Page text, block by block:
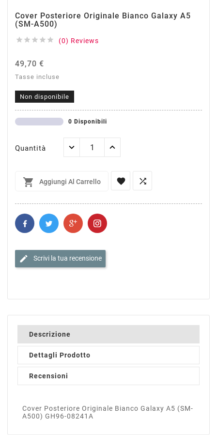
Cover Posteriore Originale Bianco Galaxy A5
(SM-A500)
     (0) Reviews
49,70 €
Tasse incluse
Non disponibile
0 Disponibili
Quantità
 Aggiungi Al Carrello  
edit Scrivi la tua recensione
Descrizione
Dettagli Prodotto
Recensioni
Cover Posteriore Originale Bianco Galaxy A5 (SM-
A500) GH96-08241A